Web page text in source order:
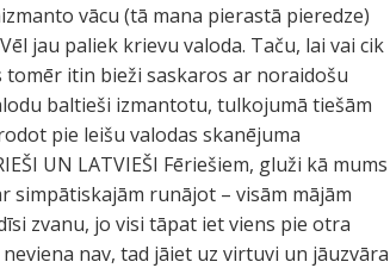
vācu (tā mana pierastā pieredze)
jau paliek krievu valoda. Taču, lai vai cik
itin bieži saskaros ar noraidošu
baltieši izmantotu, tulkojumā tiešām
pie leišu valodas skanējuma
UN LATVIEŠI Fēriešiem, gluži kā mums
simpātiskajām runājot – visām mājām
zvanu, jo visi tāpat iet viens pie otra
nav, tad jāiet uz virtuvi un jāuzvāra